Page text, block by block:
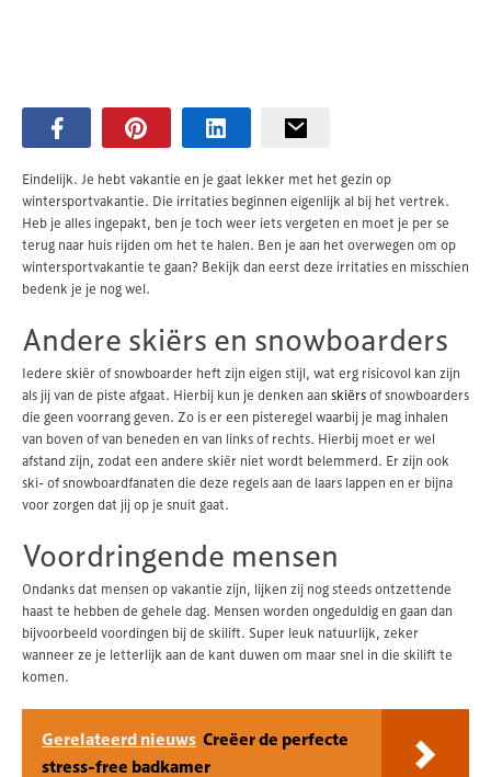
Eindelijk. Je hebt vakantie en je gaat lekker met het gezin op
wintersportvakantie. Die irritaties beginnen eigenlijk al bij het vertrek.
Heb je alles ingepakt, ben je toch weer iets vergeten en moet je per se
terug naar huis rijden om het te halen. Ben je aan het overwegen om op
wintersportvakantie te gaan? Bekijk dan eerst deze irritaties en misschien
bedenk je je nog wel.
Andere skiërs en snowboarders
Iedere skiër of snowboarder heft zijn eigen stijl, wat erg risicovol kan zijn
als jij van de piste afgaat. Hierbij kun je denken aan skiërsof snowboarders
die geen voorrang geven. Zo is er een pisteregel waarbij je mag inhalen
van boven of van beneden en van links of rechts. Hierbij moet er wel
afstand zijn, zodat een andere skiër niet wordt belemmerd. Er zijn ook
ski- of snowboardfanaten die deze regels aan de laars lappen en er bijna
voor zorgen dat jij op je snuit gaat.
Voordringende mensen
Ondanks dat mensen op vakantie zijn, lijken zij nog steeds ontzettende
haast te hebben de gehele dag. Mensen worden ongeduldig en gaan dan
bijvoorbeeld voordingen bij de skilift. Super leuk natuurlijk, zeker
wanneer ze je letterlijk aan de kant duwen om maar snel in die skilift te
komen.
Gerelateerd nieuws Creëer de perfecte
stress-free badkamer